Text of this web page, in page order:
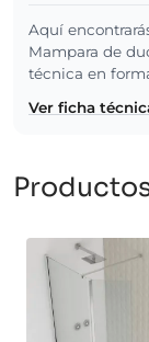
Aquí
Mampara de
técnica en
Ver ficha